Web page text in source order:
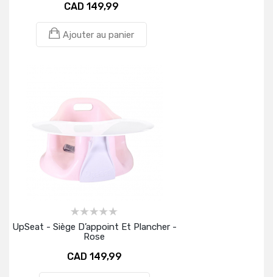
CAD 149,99
Ajouter au panier
UpSeat - Siège D’appoint Et Plancher -
Rose
CAD 149,99